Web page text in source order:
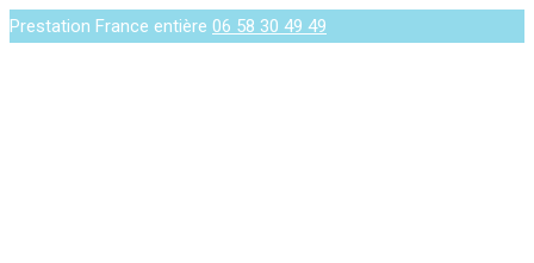
Prestation France entière 06 58 30 49 49